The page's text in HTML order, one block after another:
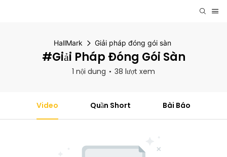
HallMark Giải pháp đóng gói sàn
#Giải Pháp Đóng Gói Sàn
1 nội dung 38 lượt xem
Video Quần Short Bài Báo